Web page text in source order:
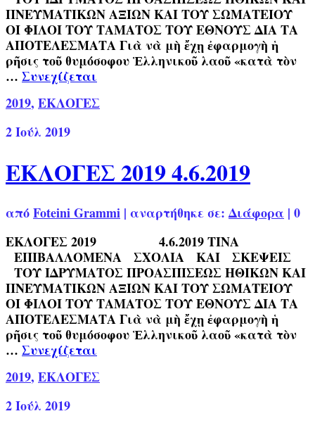
ΠΝΕΥΜΑΤΙΚΩΝ ΑΞΙΩΝ ΚΑΙ ΤΟΥ ΣΩΜΑΤΕΙΟΥ
ΟΙ ΦΙΛΟΙ ΤΟΥ ΤΑΜΑΤΟΣ ΤΟΥ ΕΘΝΟΥΣ ΔΙΑ ΤΑ
ΑΠΟΤΕΛΕΣΜΑΤΑ Γιὰ νὰ μὴ ἔχῃ ἐφαρμογὴ ἡ
ρῆσις τοῦ θυμόσοφου Ἑλληνικοῦ λαοῦ «κατὰ τὸν
… Συνεχίζεται
2019, ΕΚΛΟΓΕΣ
2Ιούλ 2019
ΕΚΛΟΓΕΣ 2019 4.6.2019
απόFoteini Grammi | αναρτήθηκε σε:Διάφορα | 0
ΕΚΛΟΓΕΣ 2019 4.6.2019 ΤΙΝΑ
ΕΠΙΒΑΛΛΟΜΕΝΑ ΣΧΟΛΙΑ ΚΑΙ ΣΚΕΨΕΙΣ
ΤΟΥ ΙΔΡΥΜΑΤΟΣ ΠΡΟΑΣΠΙΣΕΩΣ ΗΘΙΚΩΝ ΚΑΙ
ΠΝΕΥΜΑΤΙΚΩΝ ΑΞΙΩΝ ΚΑΙ ΤΟΥ ΣΩΜΑΤΕΙΟΥ
ΟΙ ΦΙΛΟΙ ΤΟΥ ΤΑΜΑΤΟΣ ΤΟΥ ΕΘΝΟΥΣ ΔΙΑ ΤΑ
ΑΠΟΤΕΛΕΣΜΑΤΑ Γιὰ νὰ μὴ ἔχῃ ἐφαρμογὴ ἡ
ρῆσις τοῦ θυμόσοφου Ἑλληνικοῦ λαοῦ «κατὰ τὸν
… Συνεχίζεται
2019, ΕΚΛΟΓΕΣ
2Ιούλ 2019